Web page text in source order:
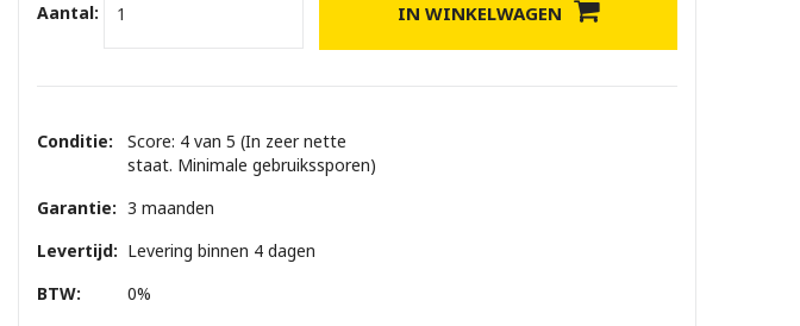
Aantal: IN WINKELWAGEN
Conditie:
Score: 4 van 5 (In zeer nette
staat. Minimale gebruikssporen)
Garantie: 3 maanden
Levertijd: Levering binnen 4 dagen
BTW:
0%